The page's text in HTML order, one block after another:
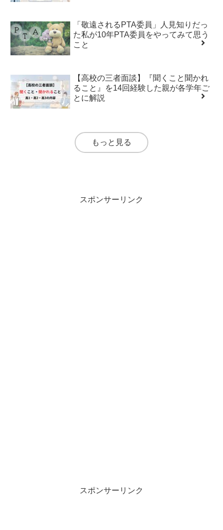
「敬遠されるPTA委員」人見知りだっ
た私が10年PTA委員をやってみて思う
こと
【高校の三者面談】『聞くこと聞かれ
ること』を14回経験した親が各学年ご
とに解説
もっと見る
スポンサーリンク
スポンサーリンク